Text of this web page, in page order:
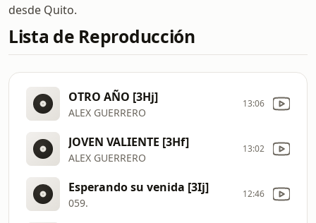
desde Quito.
Lista de Reproducción
OTRO AÑO [3Hj]
ALEX GUERRERO
13:06
JOVEN VALIENTE [3Hf]
ALEX GUERRERO
13:02
Esperando su venida [3Ij]
059.
12:46